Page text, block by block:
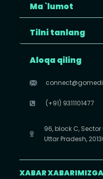
Ma `lumot
Tilni tanlang
Aloqa qiling
(+91) 9311101477
96, block C, Sector
Uttar Pradesh,
XABAR